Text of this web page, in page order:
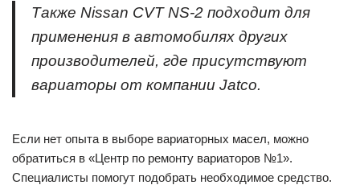
Также Nissan CVT NS-2 подходит для
применения в автомобилях других
производителей, где присутствуют
вариаторы от компании Jatco.
Если нет опыта в выборе вариаторных масел, можно
обратиться в «Центр по ремонту вариаторов №1».
Специалисты помогут подобрать необходимое средство.